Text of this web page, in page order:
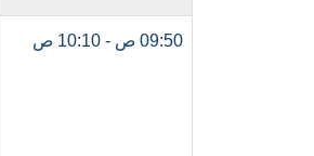
09:50 ص - 10:10 ص